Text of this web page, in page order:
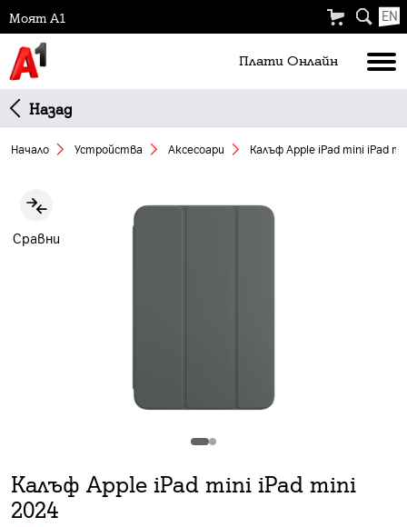
Моят А1 EN
Плати Oнлайн
Назад
Начало Устройства Аксесоари Калъф Apple iPad mini iPad
Сравни
Slide 1 of 2
Калъф Apple iPad mini iPad mini
2024